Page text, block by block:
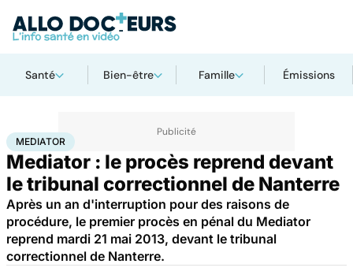
Santé Bien-être Famille Émissions
AccueilSanté Société Mediator
MEDIATOR
Mediator : le procès reprend devant
le tribunal correctionnel de Nanterre
Après un an d'interruption pour des raisons de
procédure, le premier procès en pénal du Mediator
reprend mardi 21 mai 2013, devant le tribunal
correctionnel de Nanterre.